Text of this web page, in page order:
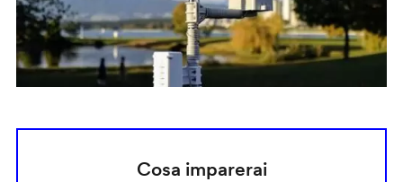
Cosa imparerai